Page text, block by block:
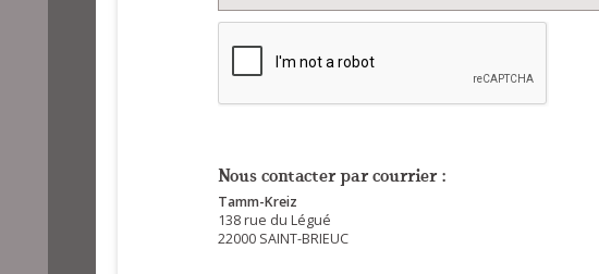
Nous contacter par courrier :
Tamm-Kreiz
138 rue du Légué
22000 SAINT-BRIEUC